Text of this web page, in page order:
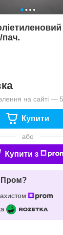
пач.
на сайті —
Купити
або
Купити з
Пром?